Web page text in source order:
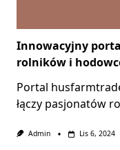
Innowacyjny
rolników i
Portal
łączy pasjonatów
Admin Lis 6, 2024